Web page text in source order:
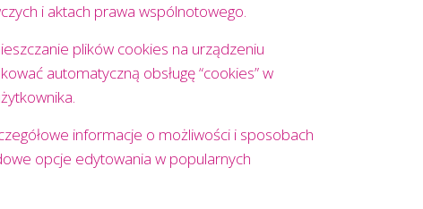
i aktach prawa wspólnotowego.
plików cookies na urządzeniu
automatyczną obsługę “cookies” w
informacje o możliwości i sposobach
opcje edytowania w popularnych